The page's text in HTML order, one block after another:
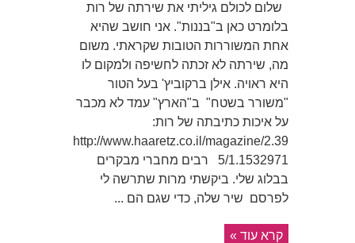
שלום לכולם גיליתי את שירתה של רות
בלומרט כאן ב"בננות". אני חושב שהיא
אחת המשוררות הטובות שקראתי. משום
מה, שירתה לא זכתה לחשיפה ולמקום לו
היא ראויה. אילן ברקוביץ' בעל הטור
"משורר בשטח" ב"הארץ" עמד לא מכבר
על איכות כתיבתה של רות:
http://www.haaretz.co.il/magazine/2.39
5/1.1532971 רבים מחברי מבקרים
בבלוג שלי. ביקשתי מרות שתרשה לי
לפרסם שיר שלה, כדי שגם הם ...
קרא עוד »